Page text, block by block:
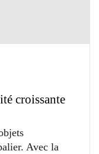
croissante
Avec la